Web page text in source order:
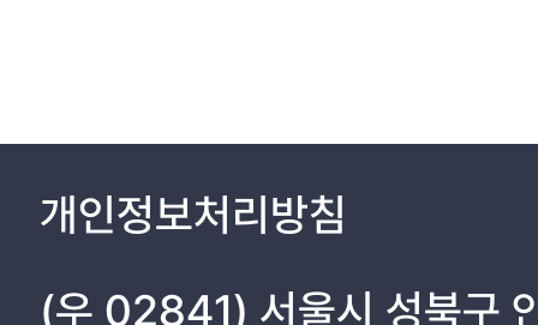
개인정보처리방침
(우 02841) 서울시 성북구